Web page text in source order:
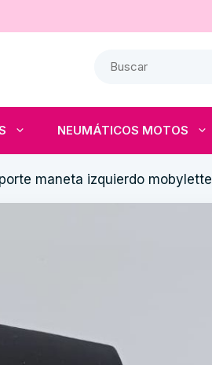
NEUMÁTICOS MOTOS
maneta izquierdo mobylette